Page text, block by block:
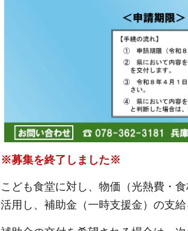
※募集を終了しました※
こども食堂に対し、物価（光熱費・
活用し、補助金（一時支援金）の支給